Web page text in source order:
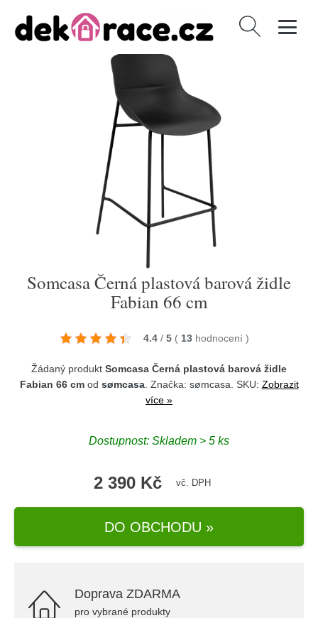
Vyhledávání
Somcasa Černá plastová barová židle
Fabian 66 cm
4.4 / 5 ( 13 hodnocení )
Žádaný produkt Somcasa Černá plastová barová židle
Fabian 66 cmod sømcasa. Značka: sømcasa . SKU: Zobrazit
více »
Dostupnost: Skladem > 5 ks
2 390 Kč vč. DPH
DO OBCHODU »
Doprava ZDARMA
pro vybrané produkty